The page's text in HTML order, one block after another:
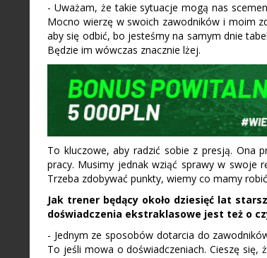
- Uważam, że takie sytuacje mogą nas
Mocno wierzę w swoich zawodników i moim
aby się odbić, bo jesteśmy na samym dnie
Będzie im wówczas znacznie lżej.
To kluczowe, aby radzić sobie z presją. Ona
pracy. Musimy jednak wziąć sprawy w swoje
Trzeba zdobywać punkty, wiemy co mamy
Jak trener będący około dziesięć lat
doświadczenia ekstraklasowe jest też o
- Jednym ze sposobów dotarcia do
To jeśli mowa o doświadczeniach. Cieszę